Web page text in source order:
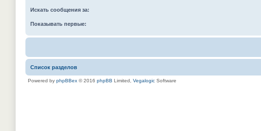
Искать сообщения за:
Показывать первые:
Список разделов
Powered by phpBBex © 2016 phpBB Limited, Vegalogic Software